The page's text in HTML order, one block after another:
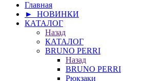
Главная
► НОВИНКИ
КАТАЛОГ
Назад
КАТАЛОГ
BRUNO PERRI
Назад
BRUNO PERRI
Рюкзаки